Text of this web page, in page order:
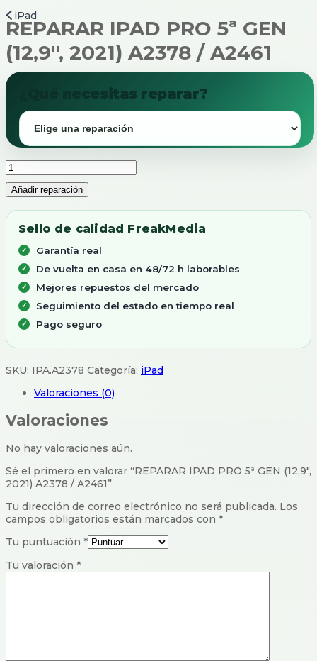
iPad
REPARAR IPAD PRO 5ª GEN
(12,9″, 2021) A2378 / A2461
¿Qué necesitas reparar?
REPARAR
IPAD
PRO
GEN
(12,9",
2021)
A2378
A2461
cantidad
Añadir reparación
Sello de calidad FreakMedia
Garantía real
De vuelta en casa en 48/72 h laborables
Mejores repuestos del mercado
Seguimiento del estado en tiempo real
Pago seguro
SKU: IPA.A2378 Categoría: iPad
Valoraciones (0)
Valoraciones
No hay valoraciones aún.
Sé el primero en valorar “REPARAR IPAD PRO 5ª GEN (12,9″,
2021) A2378 / A2461”
Tu dirección de correo electrónico no será publicada. Los
campos obligatorios están marcados con *
Tu puntuación *
Tu valoración *